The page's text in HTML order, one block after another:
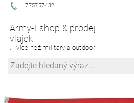
775757432
Army-Eshop & prodej
vlajek
... více než military a outdoor